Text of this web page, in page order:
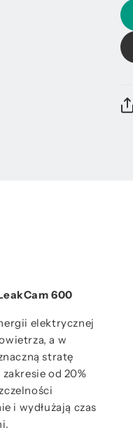
600
elektrycznej
a w
stratę
od 20%
i wydłużają czas